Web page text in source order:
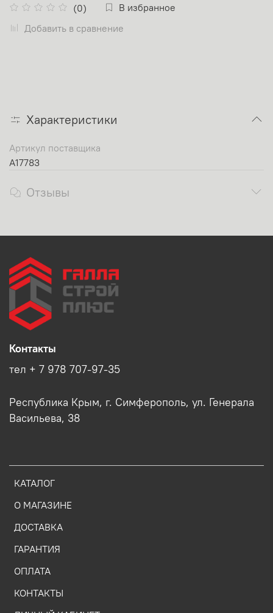
(0)
В избранное
Добавить в сравнение
Характеристики
Артикул поставщика
A17783
Отзывы
КАТАЛОГ
О МАГАЗИНЕ
ДОСТАВКА
ГАРАНТИЯ
ОПЛАТА
КОНТАКТЫ
Контакты
тел + 7 978 707-97-35
Республика Крым, г. Симферополь, ул. Генерала
Васильева, 38